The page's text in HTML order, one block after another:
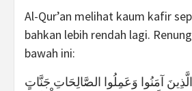
Al-Qur’an melihat kaum kafir
bahkan lebih rendah lagi.
bawah ini:
آمَنُوا وَعَمِلُوا الصَّالِحَاتِ جَنَّاتٍ